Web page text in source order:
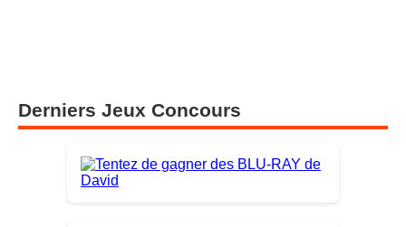
Derniers Jeux Concours